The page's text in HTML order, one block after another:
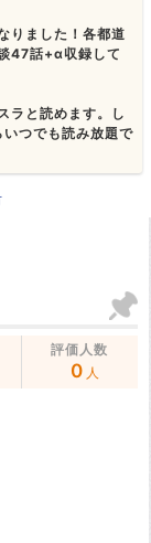
りました！各都道
47話+α収録して
ラと読めます。し
つでも読み放題で
評価人数
0 人